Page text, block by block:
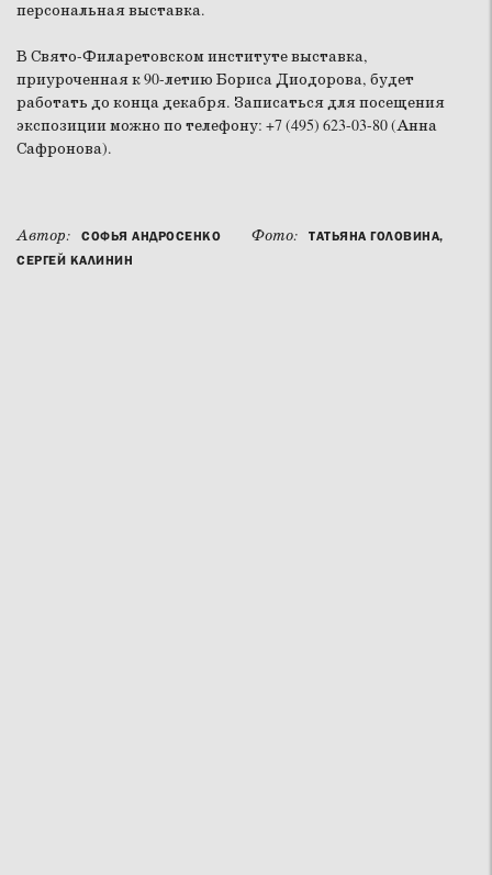
персональная выставка.
В Свято-Филаретовском институте выставка,
приуроченная к 90-летию Бориса Диодорова, будет
работать до конца декабря. Записаться для посещения
экспозиции можно по телефону: +7 (495) 623-03-80 (Анна
Сафронова).
Автор: СОФЬЯ АНДРОСЕНКО Фото:
ТАТЬЯНА ГОЛОВИНА,
СЕРГЕЙ КАЛИНИН